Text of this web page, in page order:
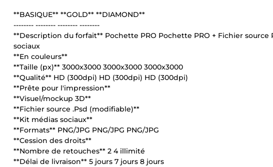
**BASIQUE** **GOLD** **DIAMOND**
-------- -------- -------- --------
**Description du forfait** Pochette PRO Pochette PRO + Fichier source
sociaux
**En couleurs**
**Taille (px)** 3000x3000 3000x3000 3000x3000
**Qualité** HD (300dpi) HD (300dpi) HD (300dpi)
**Prête pour l'impression**
**Visuel/mockup 3D**
**Fichier source .Psd (modifiable)**
**Kit médias sociaux**
**Formats** PNG/JPG PNG/JPG PNG/JPG
**Cession des droits**
**Nombre de retouches** 2 4 illimité
**Délai de livraison** 5 jours 7 jours 8 jours